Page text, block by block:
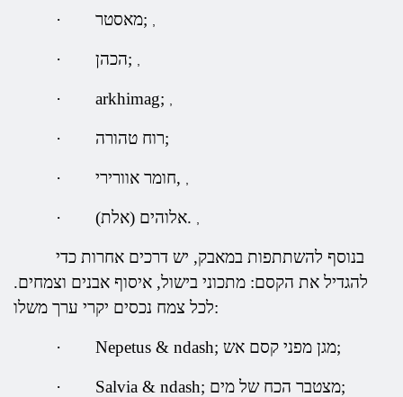
· מאסטר;
· הכהן;
· arkhimag;
· רוח טהורה;
· חומר אוורירי,
· אלוהים (אלת).
בנוסף להשתתפות במאבק, יש דרכים אחרות כדי
להגדיל את הקסם: מתכוני בישול, איסוף אבנים וצמחים.
לכל צמח נכסים יקרי ערך משלו:
· Nepetus & ndash; מגן מפני קסם אש;
· Salvia & ndash; מצטבר הכח של מים;